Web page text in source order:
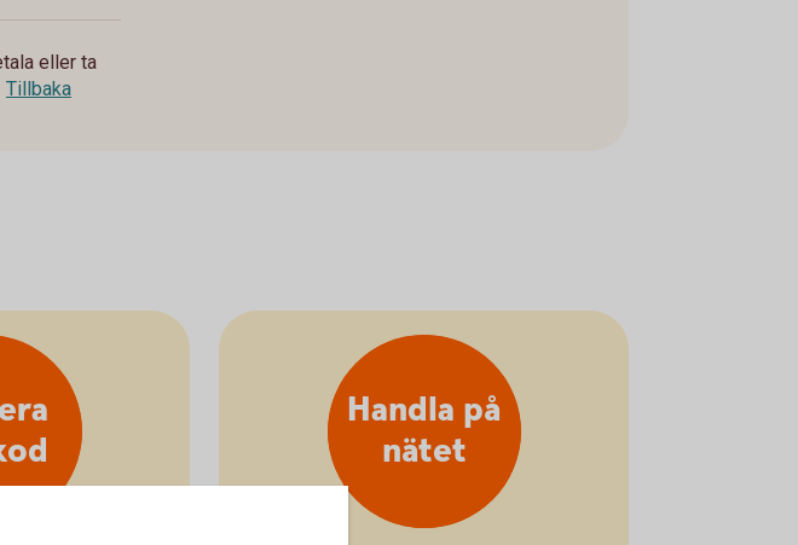
eller ta
Tillbaka
Handla på
nätet